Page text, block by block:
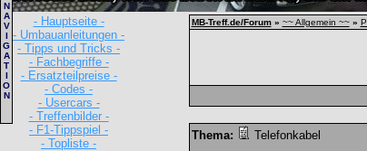
- Hauptseite -
- Umbauanleitungen -
- Tipps und Tricks -
- Fachbegriffe -
- Ersatzteilpreise -
- Codes -
- Usercars -
- Treffenbilder -
- F1-Tippspiel -
- Topliste -
N
A
V
I
G
A
T
I
O
N
MB-Treff.de/Forum » ~~ Allgemein ~~ »
Thema: Telefonkabel